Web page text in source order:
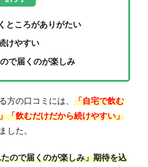
ところがありがたい
けやすい
で届くのが楽しみ
方の口コミには、 「自宅で飲む
「飲むだけだから続けやすい」
した。
ので届くのが楽しみ」期待を込